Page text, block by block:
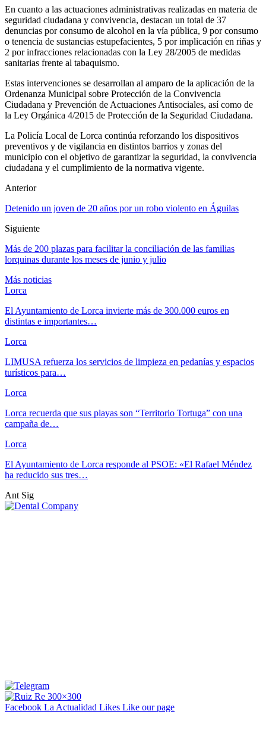
En cuanto a las actuaciones administrativas realizadas en materia de
seguridad ciudadana y convivencia, destacan un total de 37
denuncias por consumo de alcohol en la vía pública, 9 por consumo
o tenencia de sustancias estupefacientes, 5 por implicación en riñas y
2 por infracciones relacionadas con la Ley 28/2005 de medidas
sanitarias frente al tabaquismo.
Estas intervenciones se desarrollan al amparo de la aplicación de la
Ordenanza Municipal sobre Protección de la Convivencia
Ciudadana y Prevención de Actuaciones Antisociales, así como de
la Ley Orgánica 4/2015 de Protección de la Seguridad Ciudadana.
La Policía Local de Lorca continúa reforzando los dispositivos
preventivos y de vigilancia en distintos barrios y zonas del
municipio con el objetivo de garantizar la seguridad, la convivencia
ciudadana y el cumplimiento de la normativa vigente.
Anterior
Detenido un joven de 20 años por un robo violento en Águilas
Siguiente
Más de 200 plazas para facilitar la conciliación de las familias
lorquinas durante los meses de junio y julio
Más noticias
Lorca
El Ayuntamiento de Lorca invierte más de 300.000 euros en
distintas e importantes…
Lorca
LIMUSA refuerza los servicios de limpieza en pedanías y espacios
turísticos para…
Lorca
Lorca recuerda que sus playas son “Territorio Tortuga” con una
campaña de…
Lorca
El Ayuntamiento de Lorca responde al PSOE: «El Rafael Méndez
ha reducido sus tres…
Ant Sig
Facebook La Actualidad Likes Like our page